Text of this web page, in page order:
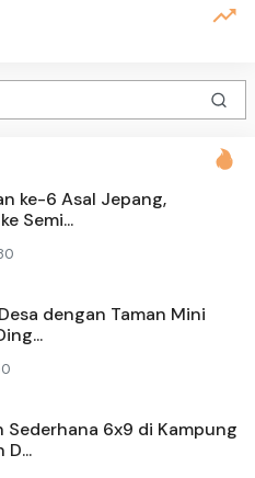
ke-6 Asal Jepang,
Semi...
dengan Taman Mini
Sederhana 6x9 di Kampung
D...